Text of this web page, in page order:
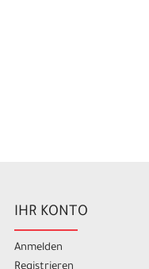
IHR KONTO
Anmelden